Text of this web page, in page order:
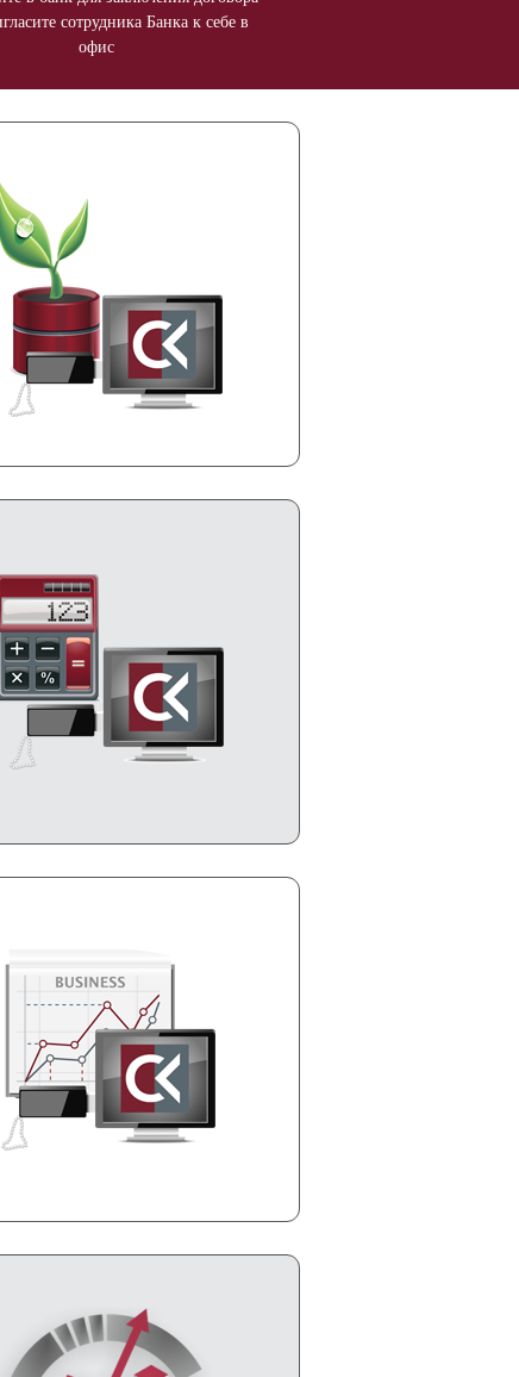
сотрудника Банка к себе в
офис